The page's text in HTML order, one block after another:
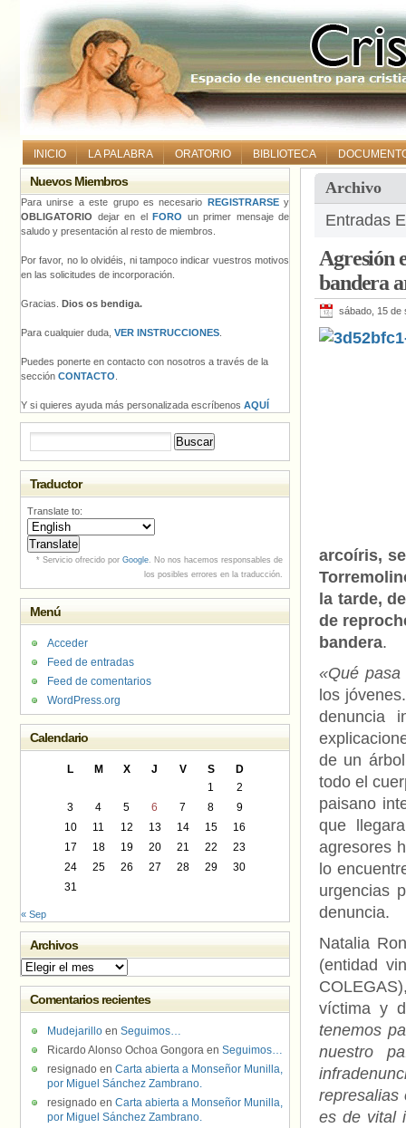
INICIO LA PALABRA ORATORIO BIBLIOTECA
Archivo
Entradas
Agresión
bandera
sábado, 15 de
arcoíris,
la tarde,
de
bandera.
«Qué
los
denuncia
de un
todo el
paisano
que
agresores
lo
urgencias
denuncia.
Natalia
(entidad
víctima y
tenemos
nuestro
represalias
es de vital
Nuevos Miembros
Para unirse a este grupo es necesario REGISTRARSEy
OBLIGATORIO dejar en el FORO un primer mensaje de
saludo y presentación al resto de miembros.
Por favor, no lo olvidéis, ni tampoco indicar vuestros motivos
en las solicitudes de incorporación.
Gracias. Dios os bendiga.
Para cualquier duda, VER INSTRUCCIONES
Puedes ponerte en contacto con nosotros a través de la
sección CONTACTO
Y si quieres ayuda más personalizada escríbenos AQUÍ
Traductor
Translate to:
* Servicio ofrecido por Google. No nos hacemos responsables de
los posibles errores en la traducción.
Menú
Acceder
Feed de entradas
Feed de comentarios
WordPress.org
Calendario
L M X J V S
D
1
2
3
4 5 6 7 8
9
10
11 12 13 14 15
16
17
18 19 20 21 22
23
24
25 26 27 28 29
30
31
« Sep
Archivos
Archivos
Comentarios recientes
Mudejarillo en Seguimos…
Ricardo Alonso Ochoa Gongora en Seguimos…
resignado en Carta abierta a Monseñor Munilla,
por Miguel Sánchez Zambrano.
resignado en Carta abierta a Monseñor Munilla,
por Miguel Sánchez Zambrano.